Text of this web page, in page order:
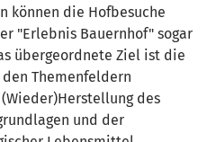
können die Hofbesuche
"Erlebnis Bauernhof" sogar
übergeordnete Ziel ist die
Themenfeldern
des
und der